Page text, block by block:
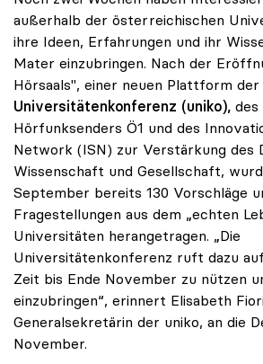
außerhalb der österreichischen
ihre Ideen, Erfahrungen und ihr
Mater einzubringen. Nach der
Hörsaals", einer neuen Plattform der
Universitätenkonferenz (uniko), des
Hörfunksenders Ö1 und des
Network (ISN) zur Verstärkung des
Wissenschaft und Gesellschaft,
September bereits 130 Vorschläge
Fragestellungen aus dem „echten
Universitäten herangetragen. „Die
Universitätenkonferenz ruft dazu
Zeit bis Ende November zu nützen
einzubringen“, erinnert Elisabeth
Generalsekretärin der uniko, an die
November.